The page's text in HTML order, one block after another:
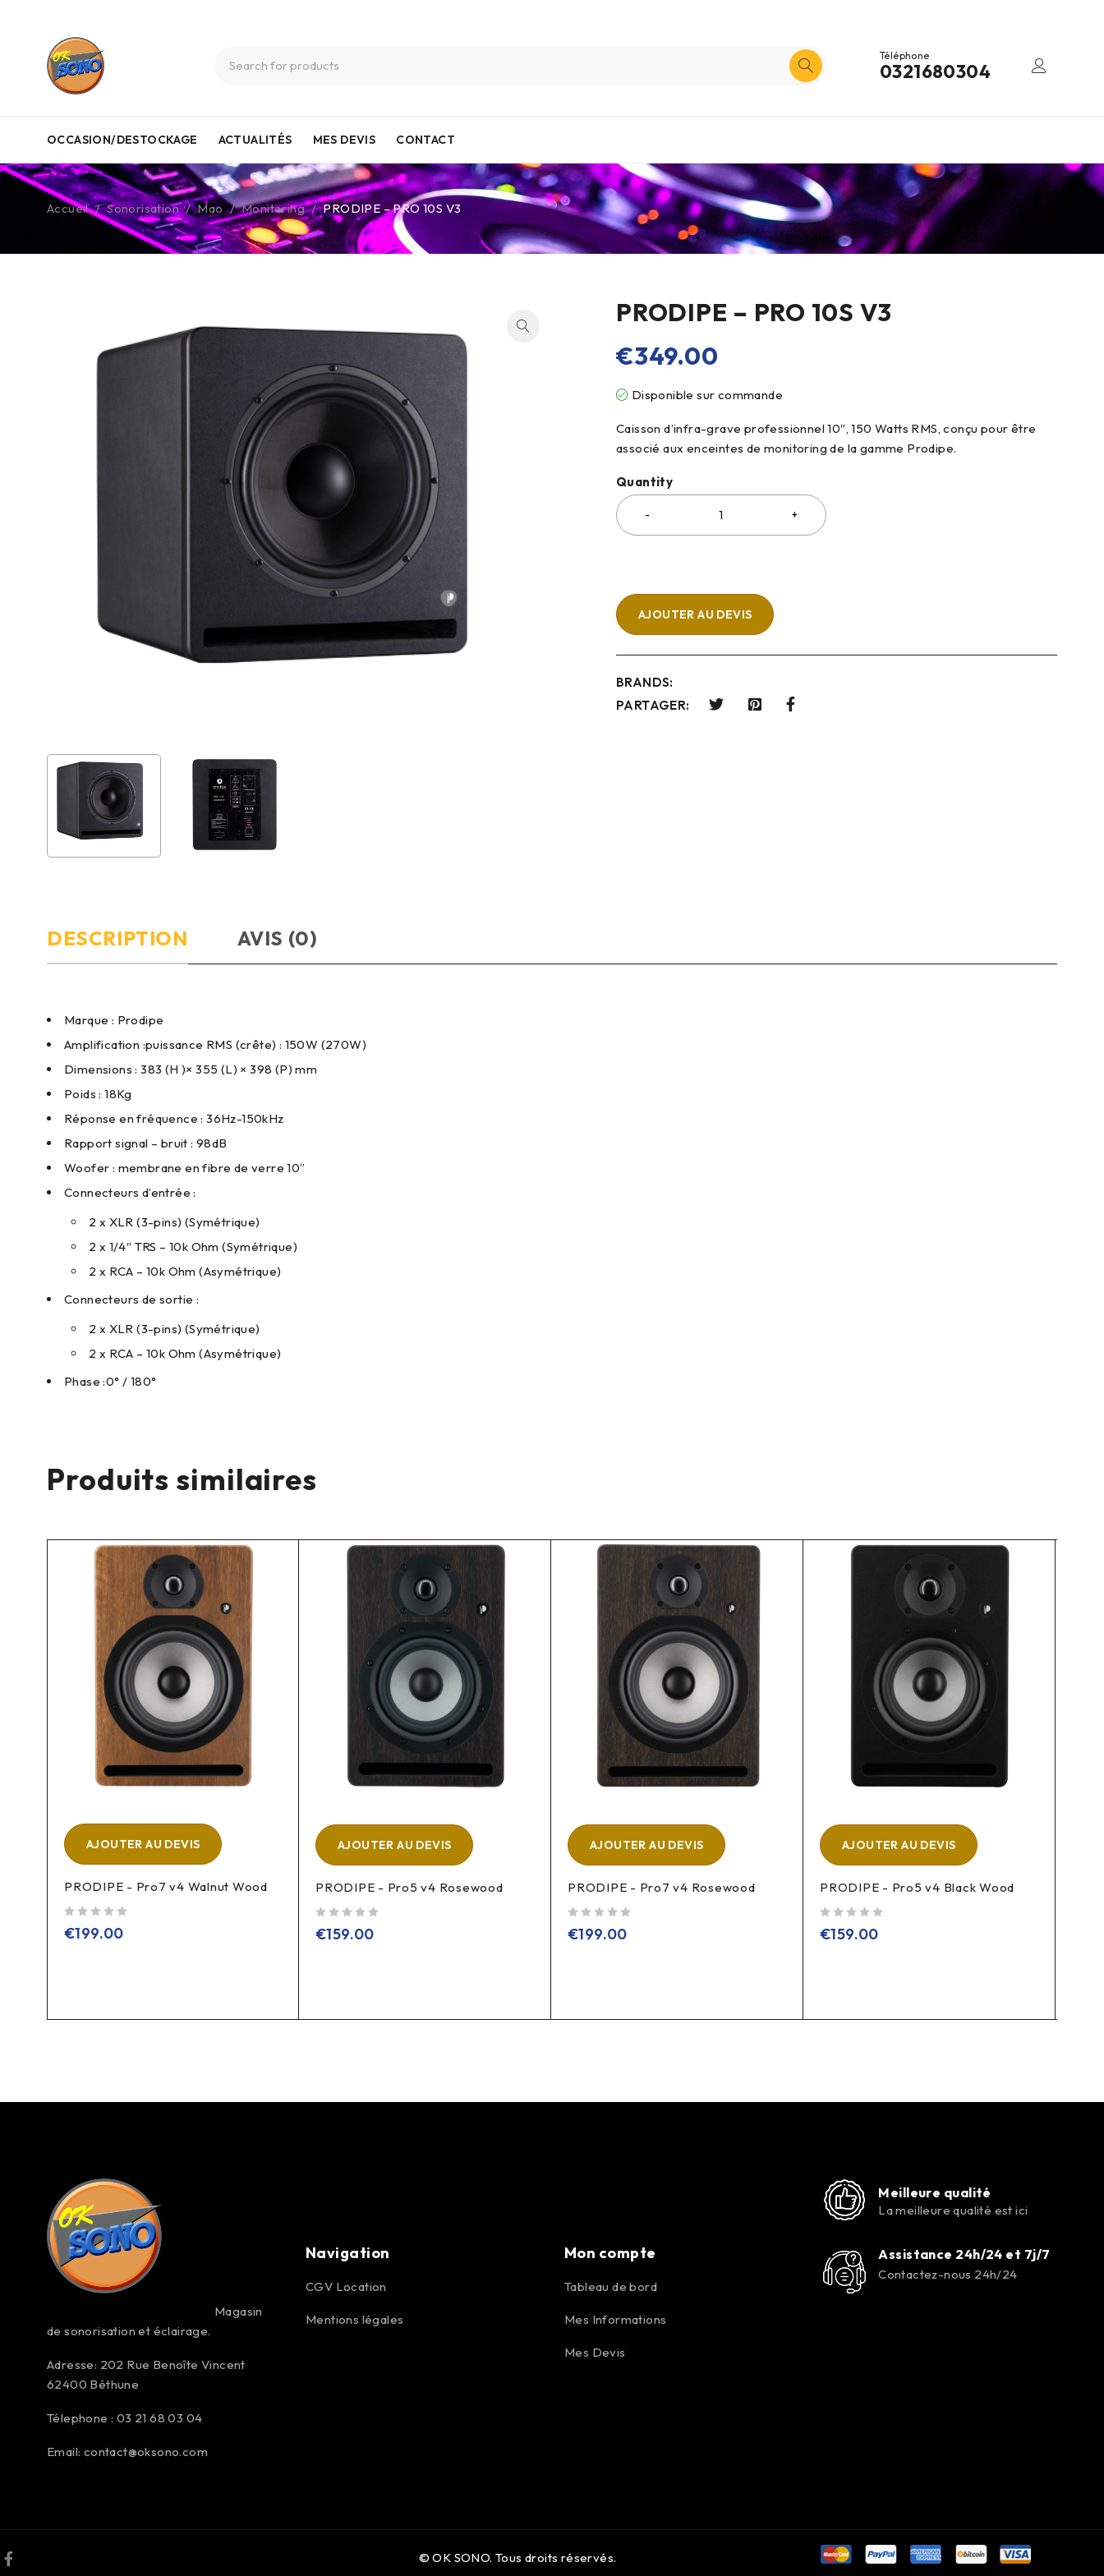
Téléphone
0321680304
OCCASION/DESTOCKAGE ACTUALITÉS MES DEVIS CONTACT
Accueil / Sonorisation / Mao / Monitoring / PRODIPE – PRO 10S V3
PRODIPE – PRO 10S V3
€349.00
Disponible sur commande
Caisson d’infra-grave professionnel 10″, 150 Watts RMS, conçu pour être
associé aux enceintes de monitoring de la gamme Prodipe.
Quantity
AJOUTER AU DEVIS
BRANDS:
PARTAGER:
DESCRIPTION AVIS (0)
Marque : Prodipe
Amplification :puissance RMS (crête) : 150W (270W)
Dimensions : 383 (H )× 355 (L) × 398 (P) mm
Poids : 18Kg
Réponse en fréquence : 36Hz-150kHz
Rapport signal – bruit : 98dB
Woofer : membrane en fibre de verre 10”
Connecteurs d’entrée :
2 x XLR (3-pins) (Symétrique)
2 x 1/4″ TRS – 10k Ohm (Symétrique)
2 x RCA – 10k Ohm (Asymétrique)
Connecteurs de sortie :
2 x XLR (3-pins) (Symétrique)
2 x RCA – 10k Ohm (Asymétrique)
Phase :0° / 180°
Produits similaires
AJOUTER AU DEVIS
PRODIPE - Pro7 v4 Walnut Wood
€199.00
AJOUTER AU DEVIS
PRODIPE - Pro5 v4 Rosewood
€159.00
AJOUTER AU DEVIS
PRODIPE - Pro7 v4 Rosewood
€199.00
AJOUTER AU DEVIS
PRODIPE - Pro5 v4 Black Wood
€159.00
Magasin
de sonorisation et éclairage.
Adresse: 202 Rue Benoîte Vincent
62400 Béthune
Télephone : 03 21 68 03 04
Email: contact@oksono.com
Navigation
CGV Location
Mentions légales
Mon compte
Tableau de bord
Mes Informations
Mes Devis
Meilleure qualité
La meilleure qualité est ici
Assistance 24h/24 et 7j/7
Contactez-nous 24h/24
© OK SONO. Tous droits réservés.